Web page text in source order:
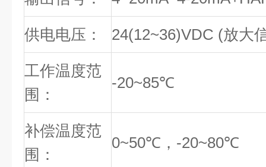
供电电压： 24(12~36)VDC (放大
工作温度范
围：
-20~85℃
补偿温度范
围：
0~50℃，-20~80℃